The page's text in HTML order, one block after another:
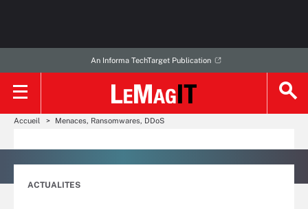
An Informa TechTarget Publication
Accueil Menaces, Ransomwares, DDoS
ACTUALITES